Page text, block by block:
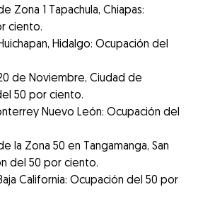
Zona 1 Tapachula, Chiapas:
ciento.
Hidalgo: Ocupación del
de Noviembre, Ciudad de
50 por ciento.
Nuevo León: Ocupación del
la Zona 50 en Tangamanga, San
del 50 por ciento.
Baja California: Ocupación del 50 por